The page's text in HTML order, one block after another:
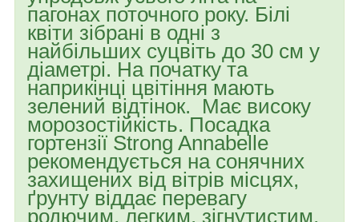
пагонах поточного року. Білі
квіти зібрані в одні з
найбільших суцвіть до 30 см у
діаметрі. На початку та
наприкінці цвітіння мають
зелений відтінок. Має високу
морозостійкість. Посадка
гортензії Strong Annabelle
рекомендується на сонячних
захищених від вітрів місцях,
ґрунту віддає перевагу
родючим, легким, зігнутистим,